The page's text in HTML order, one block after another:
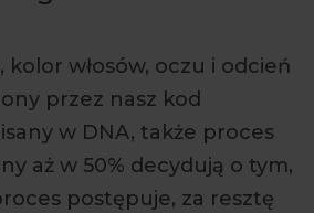
kolor włosów, oczu i odcień
przez nasz kod
w DNA, także proces
aż w 50% decydują o tym,
postępuje, za resztę